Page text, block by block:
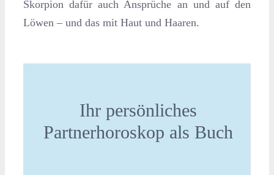
Skorpion dafür auch Ansprüche an und auf den
Löwen – und das mit Haut und Haaren.
Ihr persönliches
Partnerhoroskop als Buch